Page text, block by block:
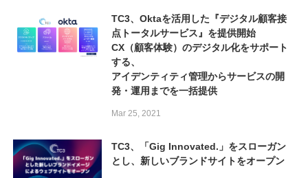
TC3、Oktaを活用した『デジタル顧客接
点トータルサービス』を提供開始
CX（顧客体験）のデジタル化をサポート
する、
アイデンティティ管理からサービスの開
発・運用までを一括提供
Mar 25, 2021
TC3、「Gig Innovated.」をスローガン
とし、新しいブランドサイトをオープン